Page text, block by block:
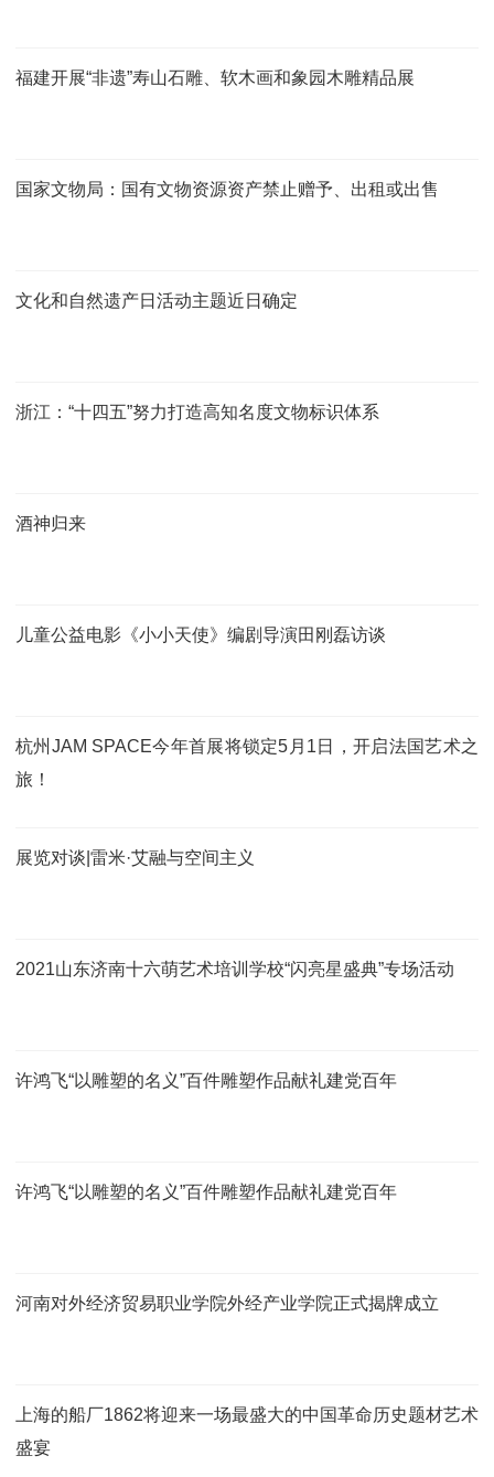
福建开展“非遗”寿山石雕、软木画和象园木雕精品展
国家文物局：国有文物资源资产禁止赠予、出租或出售
文化和自然遗产日活动主题近日确定
浙江：“十四五”努力打造高知名度文物标识体系
酒神归来
儿童公益电影《小小天使》编剧导演田刚磊访谈
杭州JAM SPACE今年首展将锁定5月1日，开启法国艺术之
旅！
展览对谈|雷米·艾融与空间主义
2021山东济南十六萌艺术培训学校“闪亮星盛典”专场活动
许鸿飞“以雕塑的名义”百件雕塑作品献礼建党百年
许鸿飞“以雕塑的名义”百件雕塑作品献礼建党百年
河南对外经济贸易职业学院外经产业学院正式揭牌成立
上海的船厂1862将迎来一场最盛大的中国革命历史题材艺术
盛宴